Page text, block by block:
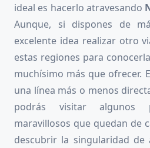
ideal es hacerlo atravesando
Aunque, si dispones de
excelente idea realizar otro
estas regiones para
muchísimo más que ofrecer.
una línea más o menos
podrás visitar algunos
maravillosos que quedan de
descubrir la singularidad